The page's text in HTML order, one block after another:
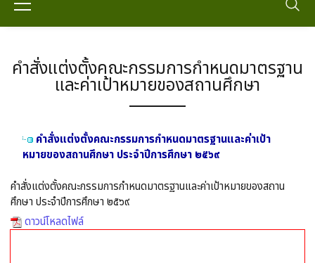
คำสั่งแต่งตั้งคณะกรรมการกำหนดมาตรฐาน
และค่าเป้าหมายของสถานศึกษา
คำสั่งแต่งตั้งคณะกรรมการกำหนดมาตรฐานและค่าเป้า
หมายของสถานศึกษา ประจำปีการศึกษา ๒๕๖๙
คำสั่งแต่งตั้งคณะกรรมการกำหนดมาตรฐานและค่าเป้าหมายของสถาน
ศึกษา ประจำปีการศึกษา ๒๕๖๙
ดาวน์โหลดไฟล์